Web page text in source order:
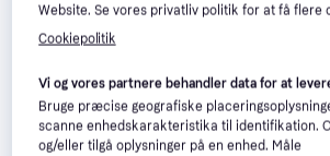
Website. Se vores privatliv politik for at få flere
Cookiepolitik
Vi og vores partnere behandler data for at
Bruge præcise geografiske
scanne enhedskarakteristika til identifikation.
og/eller tilgå oplysninger på en enhed. Måle